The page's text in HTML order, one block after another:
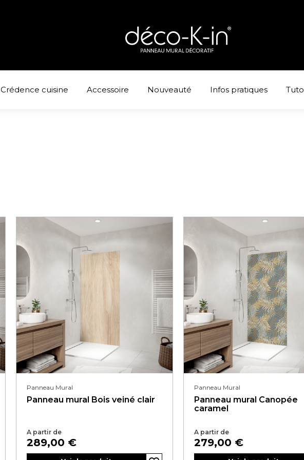
Crédence cuisine Accessoire Nouveauté Infos pratiques Tuto
Panneau Mural
Panneau mural Bois veiné clair
A partir de
Prix
289,00 €
Panneau Mural
Panneau mural Canopée
caramel
A partir de
Prix
279,00 €